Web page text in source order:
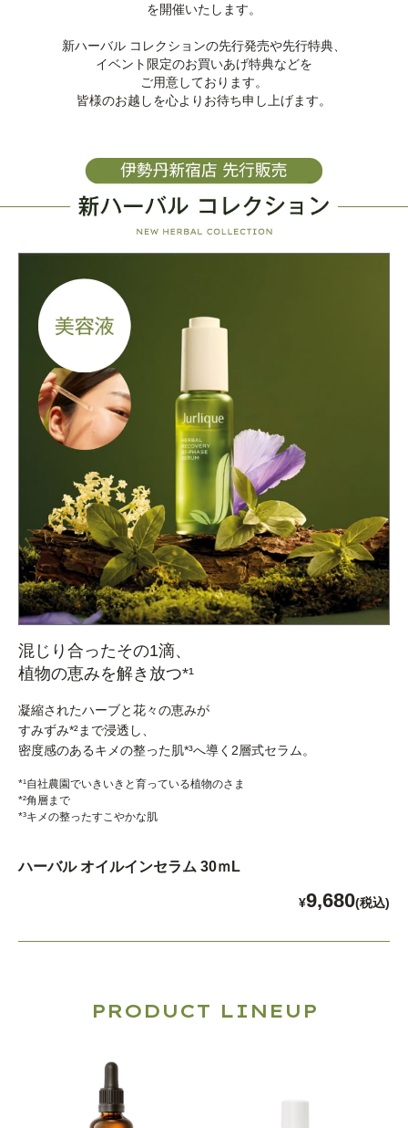
を開催いたします。
新ハーバル コレクションの先行発売や先行特典、
イベント限定のお買いあげ特典などを
ご用意しております。
皆様のお越しを心よりお待ち申し上げます。
混じり合ったその1滴、
植物の恵みを解き放つ*¹
凝縮されたハーブと花々の恵みが
すみずみ*²まで浸透し、
密度感のあるキメの整った肌*³へ導く2層式セラム。
*¹自社農園でいきいきと育っている植物のさま
*²角層まで
*³キメの整ったすこやかな肌
ハーバル オイルインセラム 30ｍL
¥9,680(税込)
PRODUCT LINEUP